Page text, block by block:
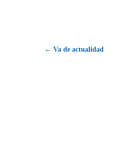
← Va de actualidad